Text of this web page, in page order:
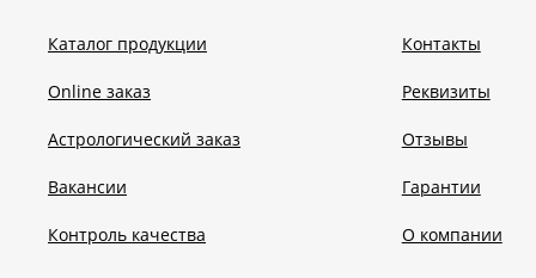
Каталог продукции
Online заказ
Астрологический заказ
Вакансии
Контроль качества
Контакты
Реквизиты
Отзывы
Гарантии
О компании